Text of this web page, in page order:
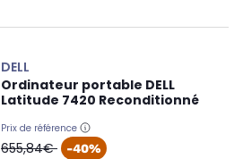
DELL
Ordinateur portable DELL
Latitude 7420 Reconditionné
Prix de référence
oldPrice
655,84€ -40%